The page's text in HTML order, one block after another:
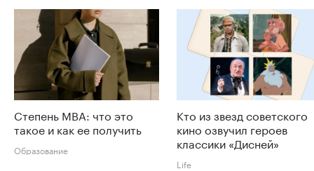
Степень MBA: что это
такое и как ее получить
Образование
Кто из звезд советского
кино озвучил героев
классики «Дисней»
Life